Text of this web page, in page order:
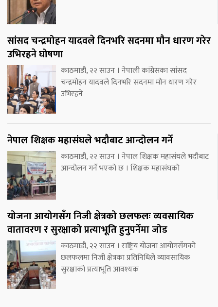
सांसद चन्द्रमोहन यादवले दिनभरि सदनमा मौन धारण गरेर
उभिरहने घोषणा
काठमाडौं, २२ साउन । नेपाली कांग्रेसका सांसद
चन्द्रमोहन यादवले दिनभरि सदनमा मौन धारण गरेर
उभिरहने
नेपाल शिक्षक महासंघले भदौबाट आन्दोलन गर्ने
काठमाडौं, २२ साउन । नेपाल शिक्षक महासंघले भदौबाट
आन्दोलन गर्ने भएको छ । शिक्षक महासंघको
योजना आयोगसँग निजी क्षेत्रको छलफलः व्यवसायिक
वातावरण र सुरक्षाको प्रत्याभूति हुनुपर्नेमा जोड
काठमाडौं, २२ साउन । राष्ट्रिय योजना आयोगसँगको
छलफलमा निजी क्षेत्रका प्रतिनिधिले व्यावसायिक
सुरक्षाको प्रत्याभूति आवश्यक